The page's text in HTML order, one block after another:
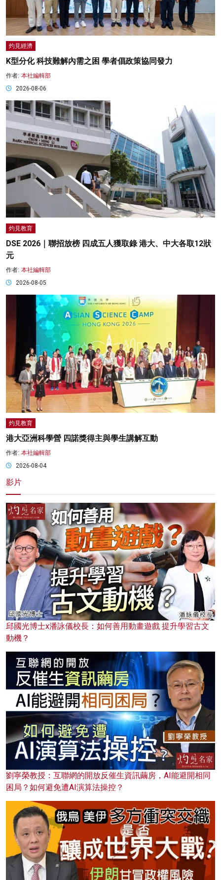
灼見經濟
K型分化 科技難解內需之困 學者倡政策協同發力
作者: 本社編輯部
2026-08-06
灼見教育
DSE 2026｜聯招放榜 四成五人獲取錄 港大、中大各取12狀
元
作者: 本社編輯部
2026-08-05
灼見教育
港大亞洲科學營 四諾獎得主與學生講解互動
作者: 本社編輯部
2026-08-04
影片
邱國光博士x潘詠儀校長：如何善用動畫遊戲 提升學習古文
動機？
劉寧榮教授：互聯網的開放反催生資訊繭房，AI能避開相同
困局？如何避免遭AI演算法操控？